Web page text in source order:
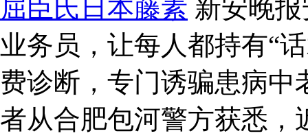
屈臣氏日本藤素 新安晚
业务员，让每人都持有“
费诊断，专门诱骗患病
者从合肥包河警方获悉，